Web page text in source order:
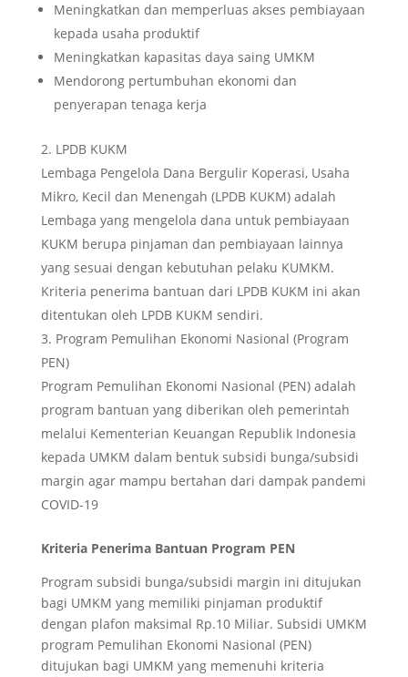
Meningkatkan dan memperluas akses pembiayaan
kepada usaha produktif
Meningkatkan kapasitas daya saing UMKM
Mendorong pertumbuhan ekonomi dan
penyerapan tenaga kerja
LPDB KUKM
Lembaga Pengelola Dana Bergulir Koperasi, Usaha
Mikro, Kecil dan Menengah (LPDB KUKM) adalah
Lembaga yang mengelola dana untuk pembiayaan
KUKM berupa pinjaman dan pembiayaan lainnya
yang sesuai dengan kebutuhan pelaku KUMKM.
Kriteria penerima bantuan dari LPDB KUKM ini akan
ditentukan oleh LPDB KUKM sendiri.
Program Pemulihan Ekonomi Nasional (Program
PEN)
Program Pemulihan Ekonomi Nasional (PEN) adalah
program bantuan yang diberikan oleh pemerintah
melalui Kementerian Keuangan Republik Indonesia
kepada UMKM dalam bentuk subsidi bunga/subsidi
margin agar mampu bertahan dari dampak pandemi
COVID-19
Kriteria Penerima Bantuan Program PEN
Program subsidi bunga/subsidi margin ini ditujukan
bagi UMKM yang memiliki pinjaman produktif
dengan plafon maksimal Rp.10 Miliar. Subsidi UMKM
program Pemulihan Ekonomi Nasional (PEN)
ditujukan bagi UMKM yang memenuhi kriteria